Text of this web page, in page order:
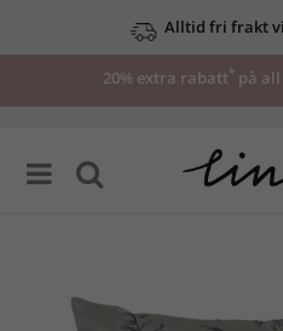
Alltid fri frakt
20% extra rabatt*på all